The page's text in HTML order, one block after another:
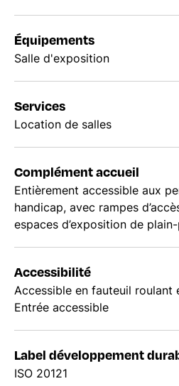
Équipements
Salle d'exposition
Services
Location de salles
Complément accueil
Entièrement accessible aux
handicap, avec rampes
espaces d’exposition de
Accessibilité
Accessible en fauteuil roulant
Entrée accessible
Label développement
ISO 20121